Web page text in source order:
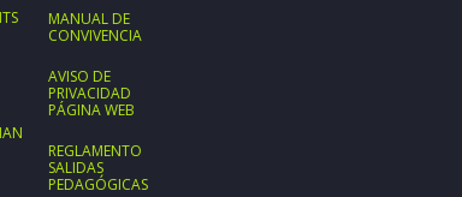
MANUAL DE
CONVIVENCIA
AVISO DE
PRIVACIDAD
PÁGINA WEB
REGLAMENTO
SALIDAS
PEDAGÓGICAS